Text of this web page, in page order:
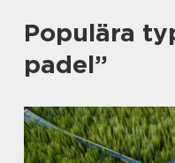
Populära
padel”